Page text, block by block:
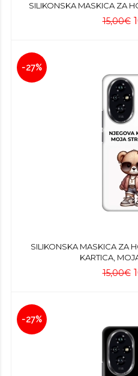
SILIKONSKA MASKICA ZA
15,00€
-27%
SILIKONSKA MASKICA ZA
KARTICA,
15,00€
-27%